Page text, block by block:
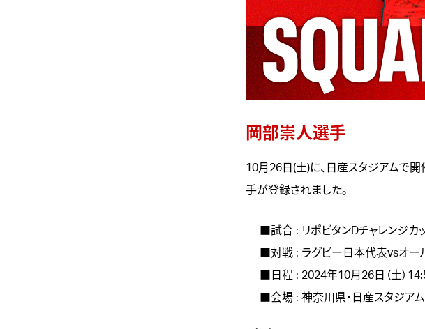
岡部崇人選手
10月26日(土)に、日産スタジアムで
手が登録されました。
■試合 : リポビタンDチャレンジカ
■対戦 : ラグビー日本代表vsオー
■日程 : 2024年10月26日（土）
■会場 : 神奈川県・日産スタジアム